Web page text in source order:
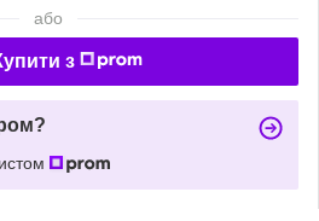
або
з